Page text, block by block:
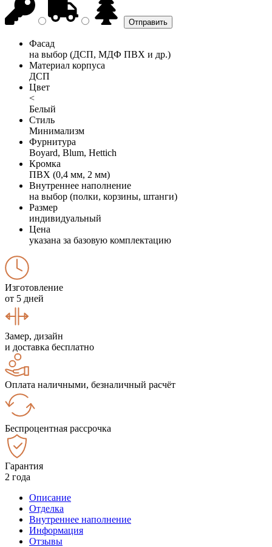
Фасад
на выбор (ДСП, МДФ ПВХ и др.)
Материал корпуса
ДСП
Цвет
<
Белый
Стиль
Минимализм
Фурнитура
Boyard, Blum, Hettich
Кромка
ПВХ (0,4 мм, 2 мм)
Внутреннее наполнение
на выбор (полки, корзины, штанги)
Размер
индивидуальный
Цена
указана за базовую комплектацию
Изготовление
от 5 дней
Замер, дизайн
и доставка бесплатно
Оплата наличными, безналичный расчёт
Беспроцентная рассрочка
Гарантия
2 года
Описание
Отделка
Внутреннее наполнение
Информация
Отзывы